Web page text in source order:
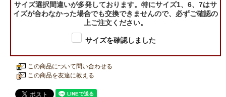
サイズ選択間違いが多発しております。特にサイズ1、6、7はサ
イズが合わなかった場合でも交換できませんので、必ずご確認の
上ご注文ください。
サイズを確認しました
この商品について問い合わせる
この商品を友達に教える